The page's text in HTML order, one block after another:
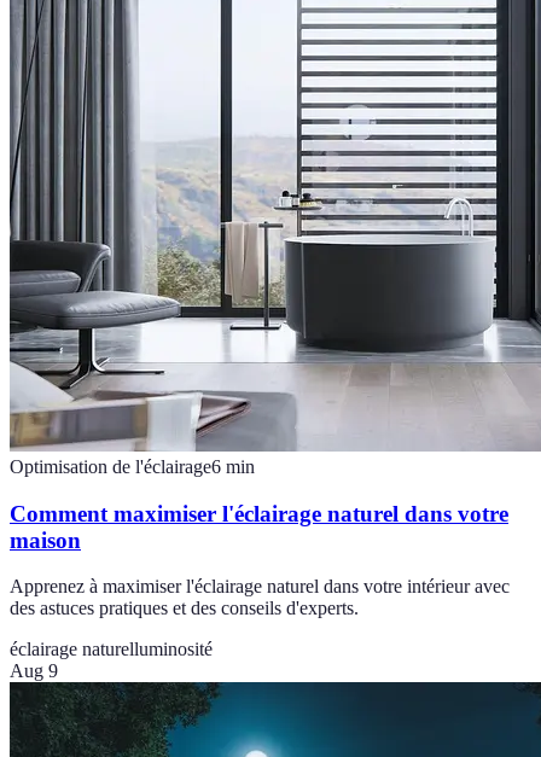
Optimisation de l'éclairage6 min
Comment maximiser l'éclairage naturel dans votre
maison
Apprenez à maximiser l'éclairage naturel dans votre intérieur avec
des astuces pratiques et des conseils d'experts.
éclairage naturelluminosité
Aug 9